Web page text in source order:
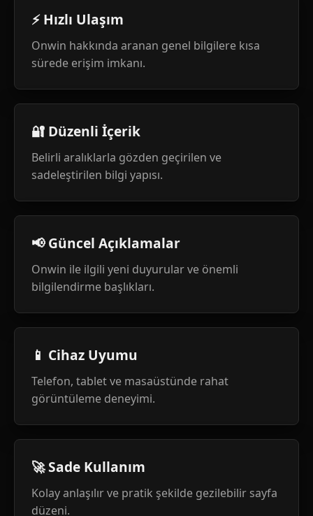
⚡ Hızlı Ulaşım
Onwin hakkında aranan genel bilgilere kısa
sürede erişim imkanı.
🔐 Düzenli İçerik
Belirli aralıklarla gözden geçirilen ve
sadeleştirilen bilgi yapısı.
📢 Güncel Açıklamalar
Onwin ile ilgili yeni duyurular ve önemli
bilgilendirme başlıkları.
📱 Cihaz Uyumu
Telefon, tablet ve masaüstünde rahat
görüntüleme deneyimi.
🚀 Sade Kullanım
Kolay anlaşılır ve pratik şekilde gezilebilir sayfa
düzeni.